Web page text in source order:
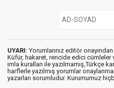
UYARI: Yorumlarınız editör
Küfür, hakaret, rencide edici cümleler
imla kuralları ile yazılmamış,Türkçe
harflerle yazılmış yorumlar
yazarları sorumludur. Kurumumuz